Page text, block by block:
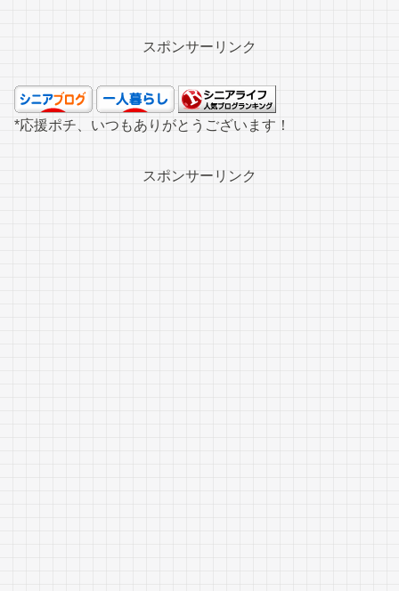
スポンサーリンク
*応援ポチ、いつもありがとうございます！
スポンサーリンク